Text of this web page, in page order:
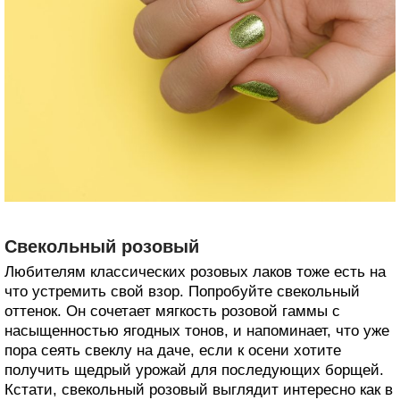
Свекольный розовый
Любителям классических розовых лаков тоже есть на
что устремить свой взор. Попробуйте свекольный
оттенок. Он сочетает мягкость розовой гаммы с
насыщенностью ягодных тонов, и напоминает, что уже
пора сеять свеклу на даче, если к осени хотите
получить щедрый урожай для последующих борщей.
Кстати, свекольный розовый выглядит интересно как в